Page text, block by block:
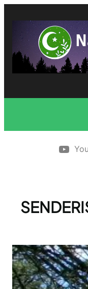
contingut